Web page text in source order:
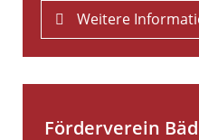
Weitere
Förderverein